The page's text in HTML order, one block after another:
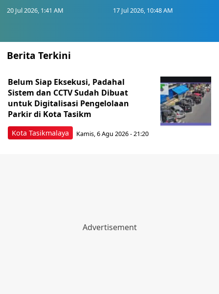
20 Jul 2026, 1:41 AM 17 Jul 2026, 10:48 AM
Berita Terkini
Kota Tasikmalaya
Belum Siap Eksekusi, Padahal
Sistem dan CCTV Sudah Dibuat
untuk Digitalisasi Pengelolaan
Parkir di Kota Tasikm
Kamis, 6 Agu 2026 - 21:20